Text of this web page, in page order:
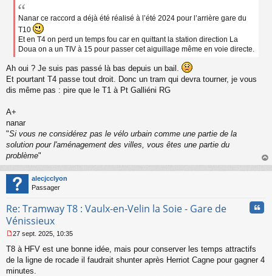
n
l
u
Nanar ce raccord a déjà été réalisé à l’été 2024 pour l’arrière gare du
T10
Et en T4 on perd un temps fou car en quittant la station direction La
Doua on a un TIV à 15 pour passer cet aiguillage même en voie directe.
Ah oui ? Je suis pas passé là bas depuis un bail.
Et pourtant T4 passe tout droit. Donc un tram qui devra tourner, je vous
dis même pas : pire que le T1 à Pt Galliéni RG
A+
nanar
"Si vous ne considérez pas le vélo urbain comme une partie de la
solution pour l'aménagement des villes, vous êtes une partie du
problème"
au
alecjcclyon
Passager
Re: Tramway T8 : Vaulx-en-Velin la Soie - Gare de
Vénissieux
e
s
s
27 sept. 2025, 10:35
T8 à HFV est une bonne idée, mais pour conserver les temps attractifs
de la ligne de rocade il faudrait shunter après Herriot Cagne pour gagner 4
minutes.